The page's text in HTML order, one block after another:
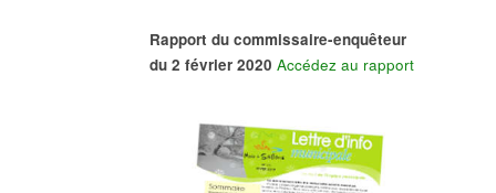
Rapport du commissaire-enquêteur
du 2 février 2020 Accédez au rapport